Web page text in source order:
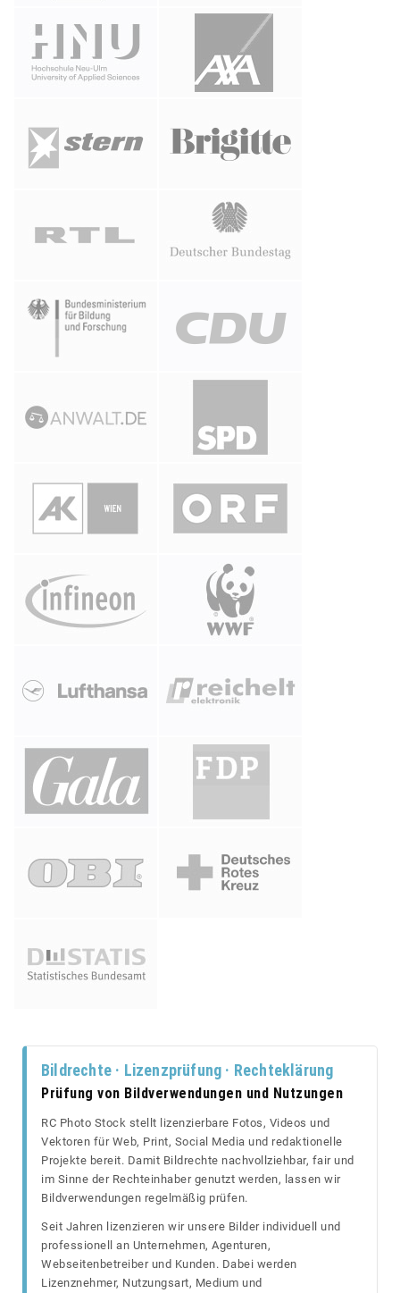
Bildrechte · Lizenzprüfung · Rechteklärung
Prüfung von Bildverwendungen und Nutzungen
RC Photo Stock stellt lizenzierbare Fotos, Videos und
Vektoren für Web, Print, Social Media und redaktionelle
Projekte bereit. Damit Bildrechte nachvollziehbar, fair und
im Sinne der Rechteinhaber genutzt werden, lassen wir
Bildverwendungen regelmäßig prüfen.
Seit Jahren lizenzieren wir unsere Bilder individuell und
professionell an Unternehmen, Agenturen,
Webseitenbetreiber und Kunden. Dabei werden
Lizenznehmer, Nutzungsart, Medium und